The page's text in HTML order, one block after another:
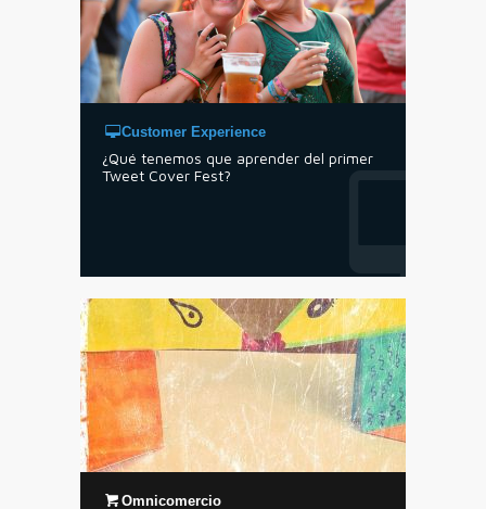
Customer Experience
¿Qué tenemos que aprender del primer
Tweet Cover Fest?
Omnicomercio